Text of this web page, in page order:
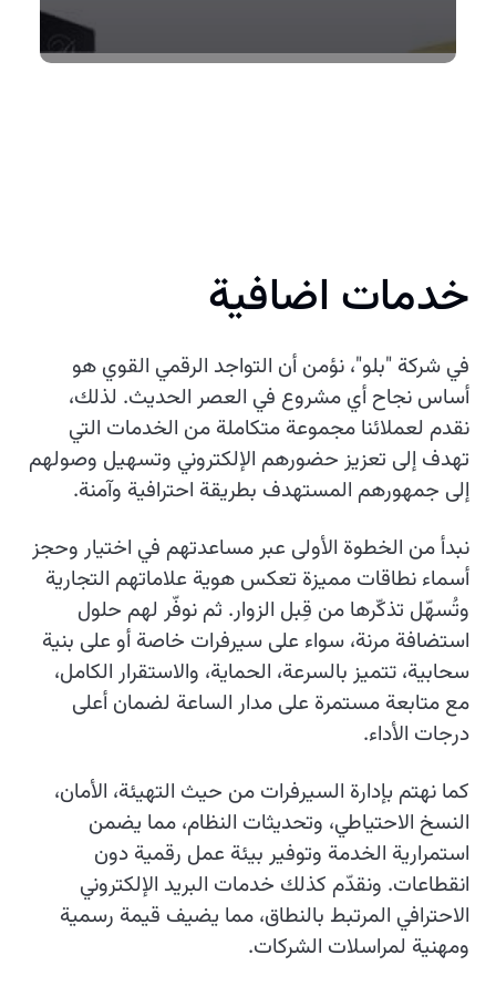
خدمات اضافية
في شركة "بلو"، نؤمن أن التواجد الرقمي القوي هو
أساس نجاح أي مشروع في العصر الحديث. لذلك،
نقدم لعملائنا مجموعة متكاملة من الخدمات التي
تهدف إلى تعزيز حضورهم الإلكتروني وتسهيل وصولهم
إلى جمهورهم المستهدف بطريقة احترافية وآمنة.
نبدأ من الخطوة الأولى عبر مساعدتهم في اختيار وحجز
أسماء نطاقات مميزة تعكس هوية علاماتهم التجارية
وتُسهّل تذكّرها من قِبل الزوار. ثم نوفّر لهم حلول
استضافة مرنة، سواء على سيرفرات خاصة أو على بنية
سحابية، تتميز بالسرعة، الحماية، والاستقرار الكامل،
مع متابعة مستمرة على مدار الساعة لضمان أعلى
درجات الأداء.
كما نهتم بإدارة السيرفرات من حيث التهيئة، الأمان،
النسخ الاحتياطي، وتحديثات النظام، مما يضمن
استمرارية الخدمة وتوفير بيئة عمل رقمية دون
انقطاعات. ونقدّم كذلك خدمات البريد الإلكتروني
الاحترافي المرتبط بالنطاق، مما يضيف قيمة رسمية
ومهنية لمراسلات الشركات.